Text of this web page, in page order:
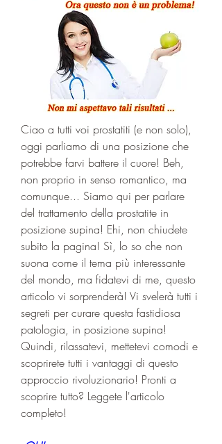
Ciao a tutti voi prostatiti (e non solo),
oggi parliamo di una posizione che
potrebbe farvi battere il cuore! Beh,
non proprio in senso romantico, ma
comunque... Siamo qui per parlare
del trattamento della prostatite in
posizione supina! Ehi, non chiudete
subito la pagina! Sì, lo so che non
suona come il tema più interessante
del mondo, ma fidatevi di me, questo
articolo vi sorprenderà! Vi svelerà tutti i
segreti per curare questa fastidiosa
patologia, in posizione supina!
Quindi, rilassatevi, mettetevi comodi e
scoprirete tutti i vantaggi di questo
approccio rivoluzionario! Pronti a
scoprire tutto? Leggete l'articolo
completo!